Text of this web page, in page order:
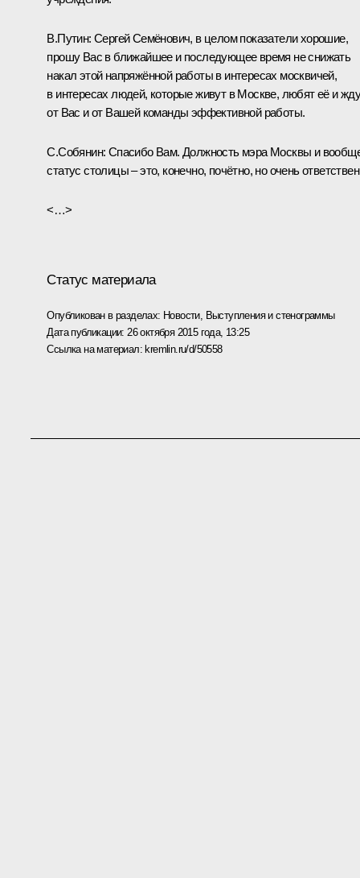
В.Путин: Сергей Семёнович, в целом показатели хорошие,
прошу Вас в ближайшее и последующее время не снижать
накал этой напряжённой работы в интересах москвичей,
в интересах людей, которые живут в Москве, любят её и
от Вас и от Вашей команды эффективной работы.
С.Собянин: Спасибо Вам. Должность мэра Москвы и
статус столицы – это, конечно, почётно, но очень
<…>
Статус материала
Опубликован в разделах: Новости, Выступления и стенограммы
Дата публикации: 26 октября 2015 года, 13:25
Ссылка на материал: kremlin.ru/d/50558